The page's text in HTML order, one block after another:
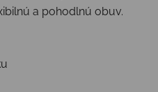
a pohodlnú obuv.